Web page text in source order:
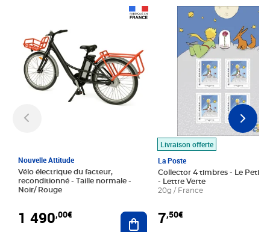
Nouvelle Attitude
Vélo électrique du facteur,
reconditionné - Taille normale -
Noir/ Rouge
1 490,00€ Ajouter au panier
Livraison offerte
La Poste
Collector 4 timbres - Le Petit
- Lettre Verte
20g / France
7,50€
Prix 7,50€